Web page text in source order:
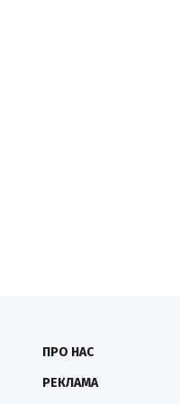
ПРО НАС
РЕКЛАМА